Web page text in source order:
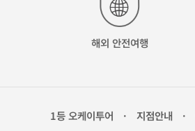
해외 안전여행
1등 오케이투어 · 지점안내 ·